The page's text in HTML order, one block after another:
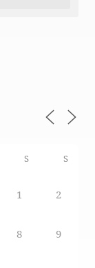
S S
1 2
8 9